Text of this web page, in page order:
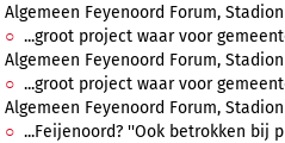
Algemeen Feyenoord Forum,
...groot project waar voor
Algemeen Feyenoord Forum,
...groot project waar voor
Algemeen Feyenoord Forum,
...Feijenoord? ''Ook betrokken bij